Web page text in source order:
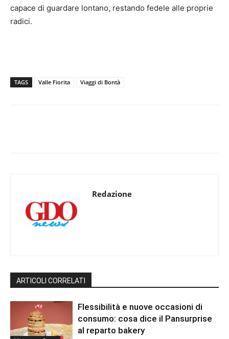
capace di guardare lontano, restando fedele alle proprie
radici.
TAGS Valle Fiorita Viaggi di Bontà
Redazione
ARTICOLI CORRELATI
Flessibilità e nuove occasioni di
consumo: cosa dice il Pansurprise
al reparto bakery